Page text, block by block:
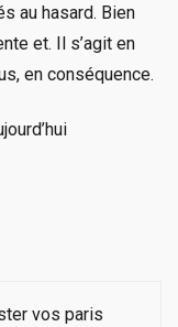
au hasard. Bien
et. Il s’agit en
en conséquence.
vos paris